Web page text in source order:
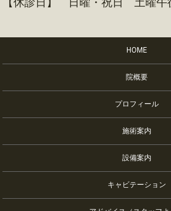
HOME
院概要
プロフィール
施術案内
設備案内
キャビテーション